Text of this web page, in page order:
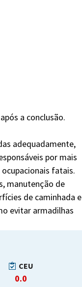
a conclusão.
adequadamente,
​​por mais
fatais.
manutenção de
de caminhada e
evitar armadilhas
CEU
0.0